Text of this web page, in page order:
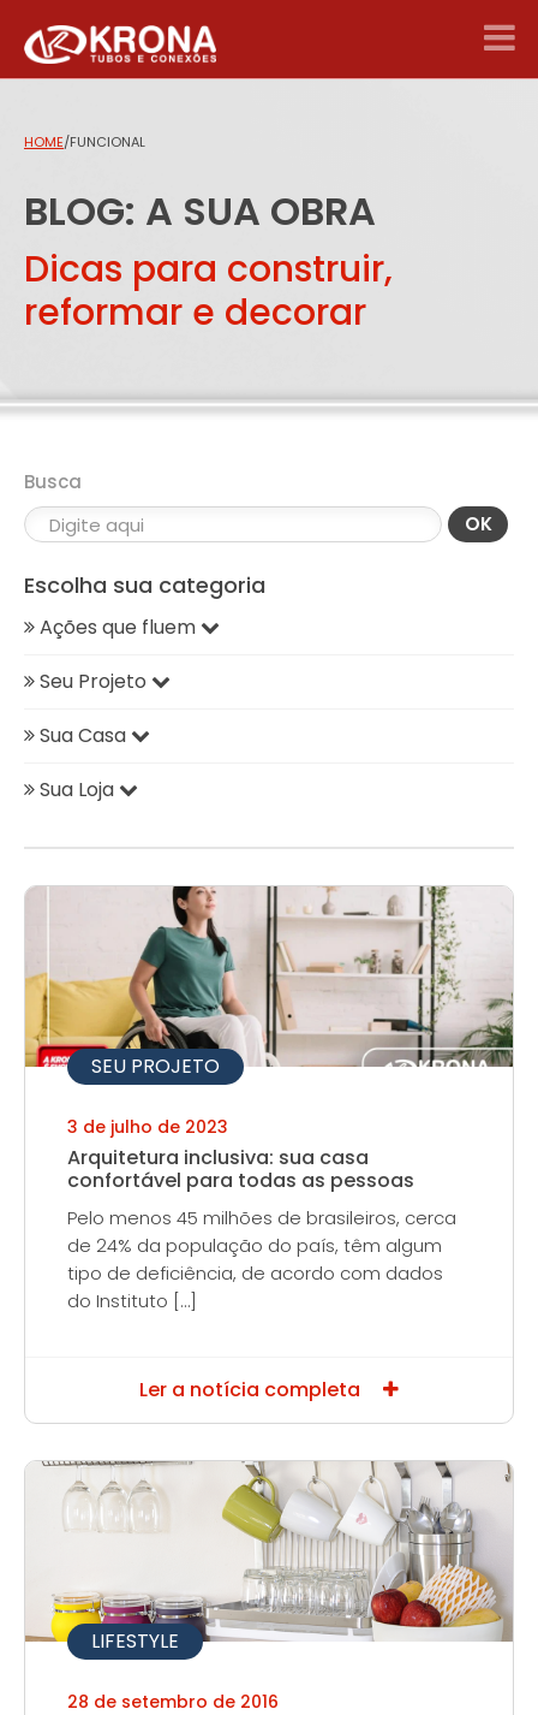
HOME/FUNCIONAL
BLOG: A SUA OBRA
Dicas para construir,
reformar e decorar
Busca
OK
SEU PROJETO
3 de julho de 2023
Arquitetura inclusiva: sua casa
confortável para todas as pessoas
Pelo menos 45 milhões de brasileiros, cerca
de 24% da população do país, têm algum
tipo de deficiência, de acordo com dados
do Instituto […]
Ler a notícia completa
LIFESTYLE
28 de setembro de 2016
Escolha sua categoria
Ações que fluem
Seu Projeto
Sua Casa
Sua Loja